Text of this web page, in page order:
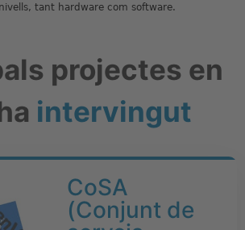
tant hardware com software.
projectes en
intervingut
CoSA
(Conjunt de